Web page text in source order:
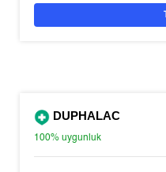
DUPHALAC
100%uygunluk